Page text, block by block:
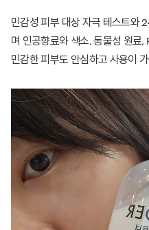
민감성 피부 대상 자극 테스트와
며 인공향료와 색소, 동물성 원료,
민감한 피부도 안심하고 사용이